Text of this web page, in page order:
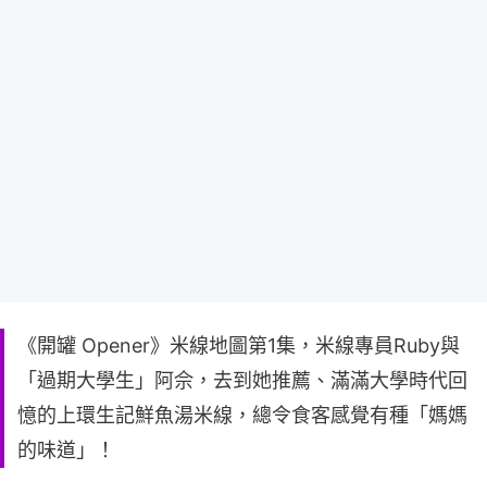
《開罐 Opener》米線地圖第1集，米線專員Ruby與
「過期大學生」阿佘，去到她推薦、滿滿大學時代回
憶的上環生記鮮魚湯米線，總令食客感覺有種「媽媽
的味道」！